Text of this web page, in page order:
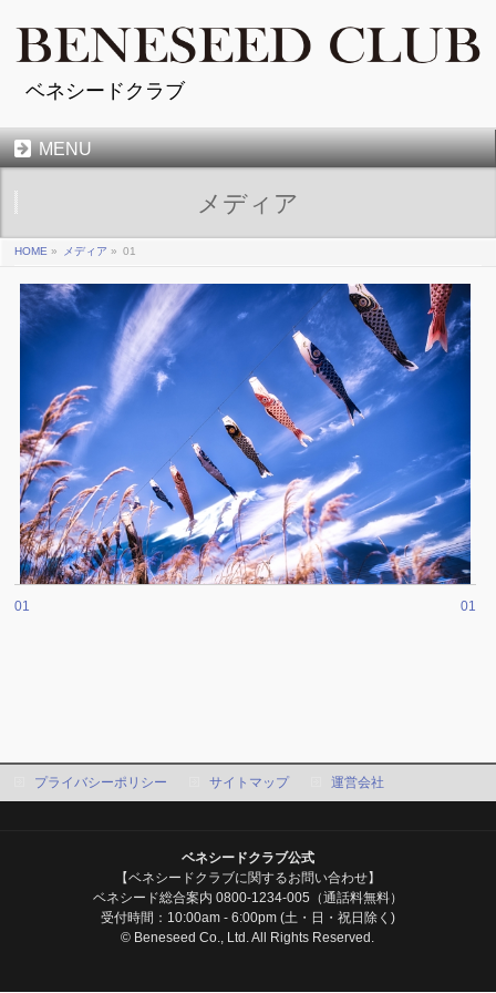
ベネシードクラブ
MENU
メディア
HOME » メディア » 01
01 01
プライバシーポリシー サイトマップ 運営会社
ベネシードクラブ公式
【ベネシードクラブに関するお問い合わせ】
ベネシード総合案内 0800-1234-005（通話料無料）
受付時間：10:00am - 6:00pm (土・日・祝日除く)
© Beneseed Co., Ltd. All Rights Reserved.